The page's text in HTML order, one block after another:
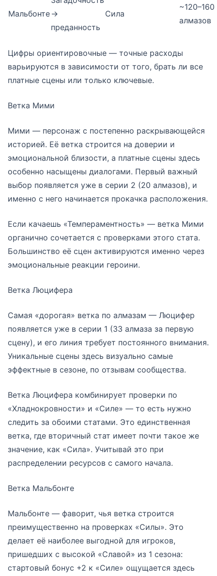
Мальбонте →
преданность
Сила
~120–160
алмазов
Цифры ориентировочные — точные расходы
варьируются в зависимости от того, брать ли все
платные сцены или только ключевые.
Ветка Мими
Мими — персонаж с постепенно раскрывающейся
историей. Её ветка строится на доверии и
эмоциональной близости, а платные сцены здесь
особенно насыщены диалогами. Первый важный
выбор появляется уже в серии 2 (20 алмазов), и
именно с него начинается прокачка расположения.
Если качаешь «Темпераментность» — ветка Мими
органично сочетается с проверками этого стата.
Большинство её сцен активируются именно через
эмоциональные реакции героини.
Ветка Люцифера
Самая «дорогая» ветка по алмазам — Люцифер
появляется уже в серии 1 (33 алмаза за первую
сцену), и его линия требует постоянного внимания.
Уникальные сцены здесь визуально самые
эффектные в сезоне, по отзывам сообщества.
Ветка Люцифера комбинирует проверки по
«Хладнокровности» и «Силе» — то есть нужно
следить за обоими статами. Это единственная
ветка, где вторичный стат имеет почти такое же
значение, как «Сила». Учитывай это при
распределении ресурсов с самого начала.
Ветка Мальбонте
Мальбонте — фаворит, чья ветка строится
преимущественно на проверках «Силы». Это
делает её наиболее выгодной для игроков,
пришедших с высокой «Славой» из 1 сезона:
стартовый бонус +2 к «Силе» ощущается здесь